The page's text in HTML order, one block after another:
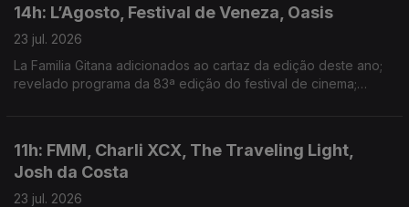
14h: L’Agosto, Festival de Veneza, Oasis
23 jul. 2026
La Familia Gitana adicionados ao cartaz da edição deste ano;
revelado programa da 83ª edição do festival de cinema;
11h: FMM, Charli XCX, The Traveling Light,
Josh da Costa
23 jul. 2026